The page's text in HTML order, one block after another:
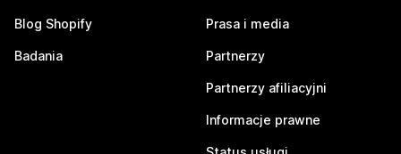
Blog Shopify
Badania
Prasa i media
Partnerzy
Partnerzy afiliacyjni
Informacje prawne